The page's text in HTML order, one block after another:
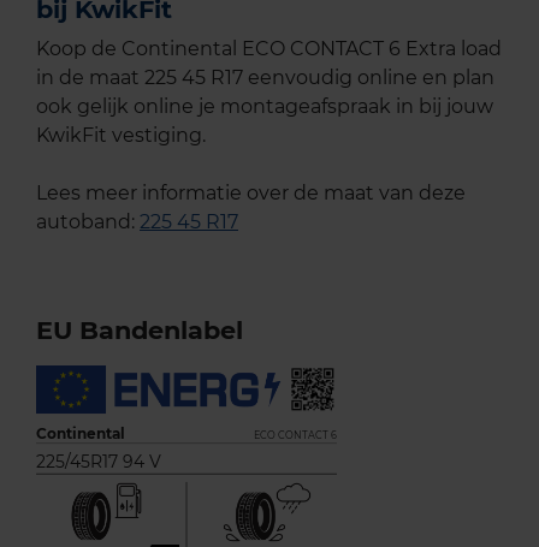
bij KwikFit
Koop de Continental ECO CONTACT 6 Extra load
in de maat 225 45 R17 eenvoudig online en plan
ook gelijk online je montageafspraak in bij jouw
KwikFit vestiging.
Lees meer informatie over de maat van deze
autoband: 225 45 R17
EU Bandenlabel
Continental ECO CONTACT 6
225/45R17 94 V